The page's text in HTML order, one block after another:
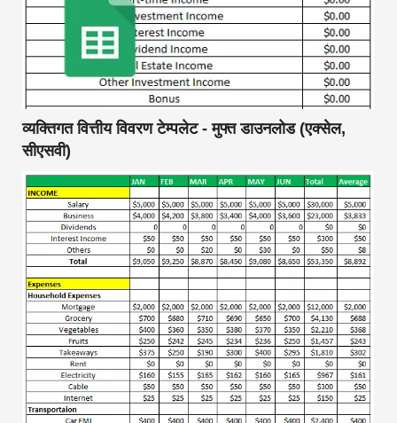
व्यक्तिगत वित्तीय विवरण टेम्पलेट - मुफ्त डाउनलोड (एक्सेल,
सीएसवी)